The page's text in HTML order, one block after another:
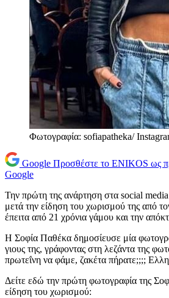
Φωτογραφία: sofiapatheka/
Google Προσθέστε το ENIKOS ως
Google
Την πρώτη της ανάρτηση στα social
μετά την είδηση του χωρισμού της από
έπειτα από 21 χρόνια γάμου και την
Η Σοφία Παθέκα δημοσίευσε μία
γιους της, γράφοντας στη λεζάντα της
πρωτεΐνη να φάμε, ζακέτα πήρατε;;;;
Δείτε εδώ την πρώτη φωτογραφία της
είδηση του χωρισμού: